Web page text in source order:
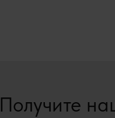
Получите